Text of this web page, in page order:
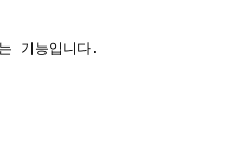
기능입니다.